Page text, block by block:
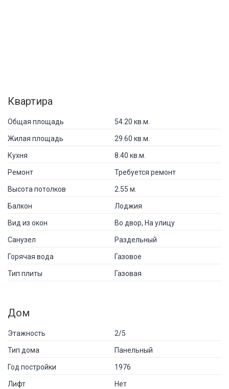
Квартира
Общая площадь 54.20 кв.м.
Жилая площадь 29.60 кв.м.
Кухня 8.40 кв.м.
Ремонт Требуется ремонт
Высота потолков 2.55 м.
Балкон Лоджия
Вид из окон Во двор, На улицу
Санузел Раздельный
Горячая вода Газовое
Тип плиты Газовая
Дом
Этажность 2/5
Тип дома Панельный
Год постройки 1976
Лифт Нет